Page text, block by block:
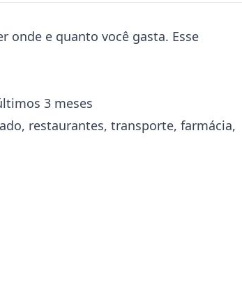
onde e quanto você gasta. Esse
3 meses
restaurantes, transporte, farmácia,